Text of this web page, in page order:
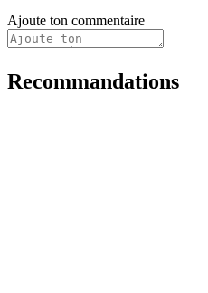
Ajoute ton commentaire
Recommandations